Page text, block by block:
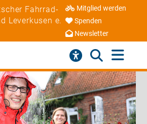
Fahrrad-
Leverkusen e.
Mitglied werden
Spenden
Newsletter